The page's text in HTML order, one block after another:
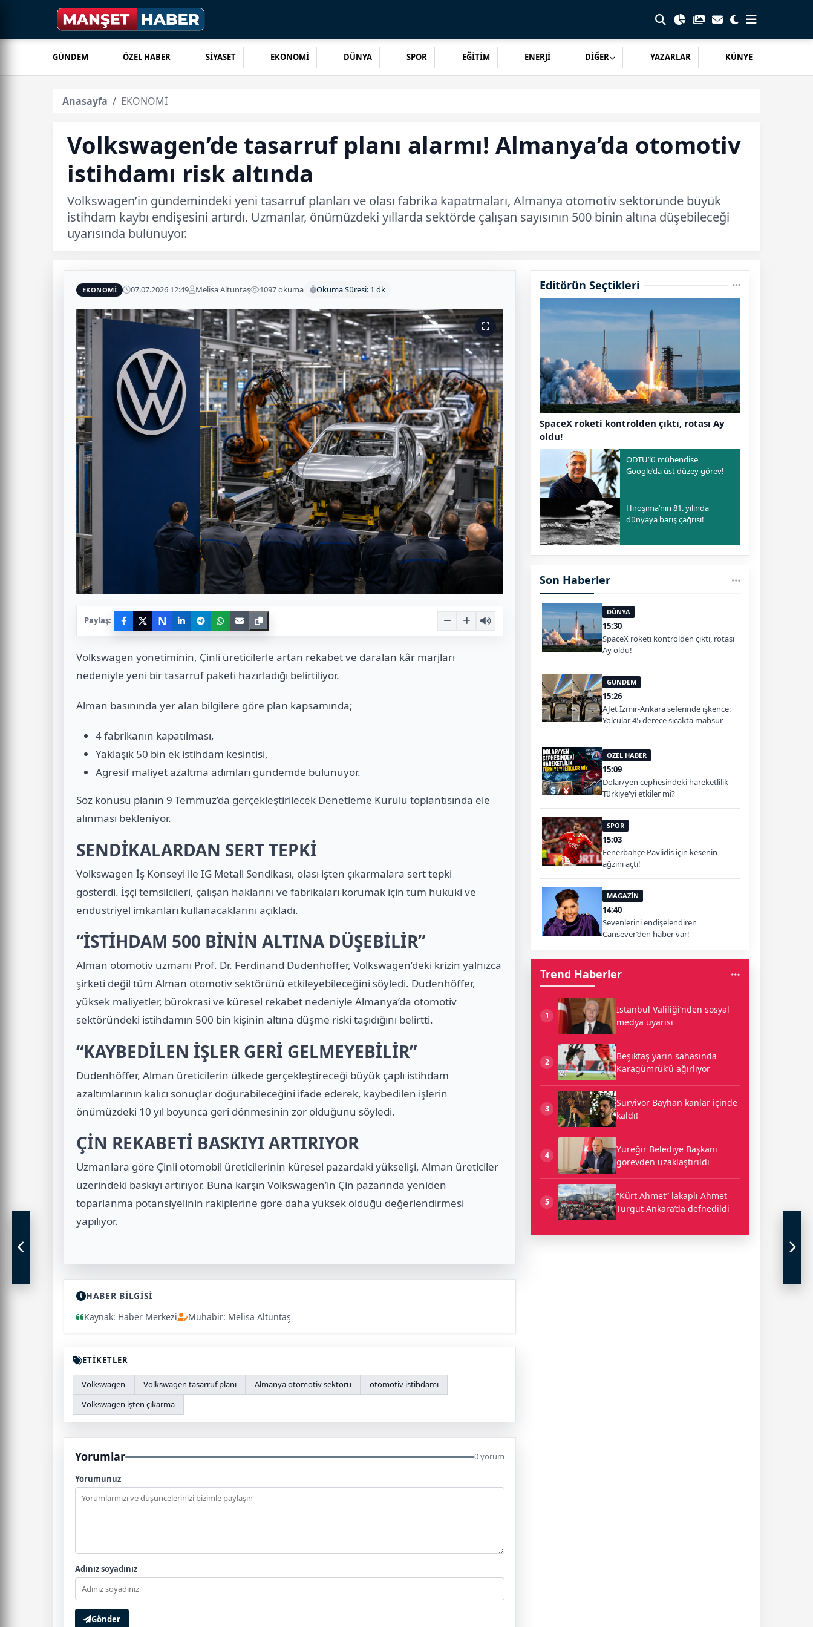
GÜNDEM ÖZEL HABER SİYASET EKONOMİ DÜNYA SPOR EĞİTİM ENERJİ DİĞER YAZARLAR KÜNYE
Anasayfa EKONOMİ
Volkswagen’de tasarruf planı alarmı! Almanya’da otomotiv
istihdamı risk altında
Volkswagen’in gündemindeki yeni tasarruf planları ve olası fabrika kapatmaları, Almanya otomotiv sektöründe büyük
istihdam kaybı endişesini artırdı. Uzmanlar, önümüzdeki yıllarda sektörde çalışan sayısının 500 binin altına düşebileceği
uyarısında bulunuyor.
EKONOMİ 07.07.2026 12:49 Melisa Altuntaş 1097 okuma Okuma Süresi: 1 dk
Paylaş: N
Volkswagen yönetiminin, Çinli üreticilerle artan rekabet ve daralan kâr marjları
nedeniyle yeni bir tasarruf paketi hazırladığı belirtiliyor.
Alman basınında yer alan bilgilere göre plan kapsamında;
4 fabrikanın kapatılması,
Yaklaşık 50 bin ek istihdam kesintisi,
Agresif maliyet azaltma adımları gündemde bulunuyor.
Söz konusu planın 9 Temmuz’da gerçekleştirilecek Denetleme Kurulu toplantısında ele
alınması bekleniyor.
SENDİKALARDAN SERT TEPKİ
Volkswagen İş Konseyi ile IG Metall Sendikası, olası işten çıkarmalara sert tepki
gösterdi. İşçi temsilcileri, çalışan haklarını ve fabrikaları korumak için tüm hukuki ve
endüstriyel imkanları kullanacaklarını açıkladı.
“İSTİHDAM 500 BİNİN ALTINA DÜŞEBİLİR”
Alman otomotiv uzmanı Prof. Dr. Ferdinand Dudenhöffer, Volkswagen’deki krizin yalnızca
şirketi değil tüm Alman otomotiv sektörünü etkileyebileceğini söyledi. Dudenhöffer,
yüksek maliyetler, bürokrasi ve küresel rekabet nedeniyle Almanya’da otomotiv
sektöründeki istihdamın 500 bin kişinin altına düşme riski taşıdığını belirtti.
“KAYBEDİLEN İŞLER GERİ GELMEYEBİLİR”
Dudenhöffer, Alman üreticilerin ülkede gerçekleştireceği büyük çaplı istihdam
azaltımlarının kalıcı sonuçlar doğurabileceğini ifade ederek, kaybedilen işlerin
önümüzdeki 10 yıl boyunca geri dönmesinin zor olduğunu söyledi.
ÇİN REKABETİ BASKIYI ARTIRIYOR
Uzmanlara göre Çinli otomobil üreticilerinin küresel pazardaki yükselişi, Alman üreticiler
üzerindeki baskıyı artırıyor. Buna karşın Volkswagen’in Çin pazarında yeniden
toparlanma potansiyelinin rakiplerine göre daha yüksek olduğu değerlendirmesi
yapılıyor.
HABER BİLGİSİ
Kaynak: Haber Merkezi
Muhabir: Melisa Altuntaş
ETİKETLER
Volkswagen Volkswagen tasarruf planı Almanya otomotiv sektörü
otomotiv istihdamı
Volkswagen işten çıkarma
Yorumlar 0 yorum
Yorumunuz
Adınız soyadınız
Gönder
Editörün Seçtikleri
SpaceX roketi kontrolden çıktı, rotası Ay
oldu!
ODTÜ’lü mühendise
Google’da üst düzey görev!
Hiroşima’nın 81. yılında
dünyaya barış çağrısı!
Son Haberler
DÜNYA
15:30
SpaceX roketi kontrolden çıktı, rotası
Ay oldu!
GÜNDEM
15:26
AJet İzmir-Ankara seferinde işkence:
Yolcular 45 derece sıcakta mahsur
kaldı
ÖZEL HABER
15:09
Dolar/yen cephesindeki hareketlilik
Türkiye'yi etkiler mi?
SPOR
15:03
Fenerbahçe Pavlidis için kesenin
ağzını açtı!
MAGAZİN
14:40
Sevenlerini endişelendiren
Cansever’den haber var!
Trend Haberler
1
İstanbul Valiliği’nden sosyal
medya uyarısı
2
Beşiktaş yarın sahasında
Karagümrük’ü ağırlıyor
3
Survivor Bayhan kanlar içinde
kaldı!
4
Yüreğir Belediye Başkanı
görevden uzaklaştırıldı
5
“Kürt Ahmet” lakaplı Ahmet
Turgut Ankara’da defnedildi